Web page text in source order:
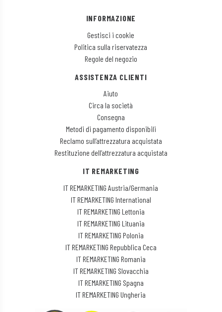
INFORMAZIONE
Gestisci i cookie
Politica sulla riservatezza
Regole del negozio
ASSISTENZA CLIENTI
Aiuto
Circa la società
Consegna
Metodi di pagamento disponibili
Reclamo sull’attrezzatura acquistata
Restituzione dell’attrezzatura acquistata
IT REMARKETING
IT REMARKETING Austria/Germania
IT REMARKETING International
IT REMARKETING Lettonia
IT REMARKETING Lituania
IT REMARKETING Polonia
IT REMARKETING Repubblica Ceca
IT REMARKETING Romania
IT REMARKETING Slovacchia
IT REMARKETING Spagna
IT REMARKETING Ungheria